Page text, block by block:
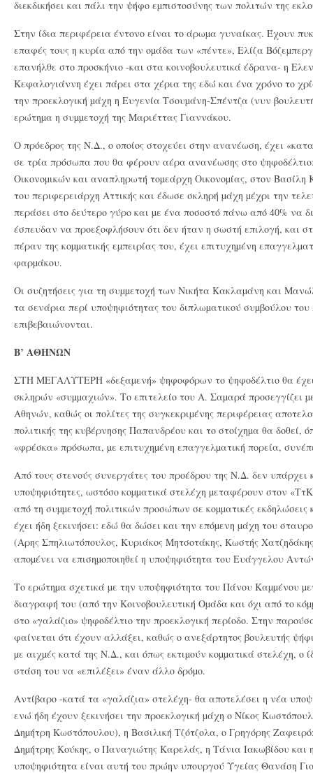
διεκδικήσει και πάλι την ψήφο εµπιστοσύνης των πολιτών της
Στην ίδια περιφέρεια έντονο είναι το άρωµα γυναίκας. Έχουν
επαφές τους η κυρία από την οµάδα των «πέντε», Ελίζα
επανήλθε στο προσκήνιο -και στα κοινοβουλευτικά έδρανα- η
Κεφαλογιάννη έχει πάρει στα χέρια της εδώ και ένα χρόνο το
την προεκλογική µάχη η Ευγενία Τσουµάνη-Σπέντζα (νυν
ερώτηµα η συµµετοχή της Μαριέττας Γιαννάκου.
Ο πρόεδρος της Ν.Δ., ο οποίος στοχεύει στην ανανέωση, έχει
σε τρία πρόσωπα που θα φέρουν αέρα ανανέωσης στο
Οικονοµικών και αναπληρωτή τοµεάρχη Οικονοµίας, στον Βασίλη
του περιφερειάρχη Αττικής και έδωσε σκληρή µάχη µέχρι την
περάσει στο δεύτερο γύρο και µε ένα ποσοστό πάνω από 40% να
έσπευδαν να προεξοφλήσουν ότι δεν ήταν η σωστή επιλογή, και
πέραν της κοµµατικής εµπειρίας του, έχει επιτυχηµένη
φαρµάκου.
Οι συζητήσεις για τη συµµετοχή των Νικήτα Κακλαµάνη και
τα σενάρια περί υποψηφιότητας του διπλωµατικού συµβούλου
επιβεβαιώνονται.
Β’ ΑΘΗΝΩΝ
ΣΤΗ ΜΕΓΑΛΥΤΕΡΗ «δεξαµενή» ψηφοφόρων το ψηφοδέλτιο θα
σκληρών «συµµαχιών». Το επιτελείο του Α. Σαµαρά προσεγγίζει
Αθηνών, καθώς οι πολίτες της συγκεκριµένης περιφέρειας
πολιτικής της κυβέρνησης Παπανδρέου και το στοίχηµα θα δοθεί,
«φρέσκα» πρόσωπα, µε επιτυχηµένη επαγγελµατική πορεία,
Από τους στενούς συνεργάτες του προέδρου της Ν.Δ. δεν υπάρχει
υποψηφιότητες, ωστόσο κοµµατικά στελέχη µεταφέρουν στον
από τη συµµετοχή πολιτικών προσώπων σε κοµµατικές εκδηλώσεις
έχει ήδη ξεκινήσει: εδώ θα δώσει και την επόµενη µάχη του
(Αρης Σπηλιωτόπουλος, Κυριάκος Μητσοτάκης, Κωστής
αποµένει να επισηµοποιηθεί η υποψηφιότητα του Ευάγγελου
Το ερώτηµα σχετικά µε την υποψηφιότητα του Πάνου Καµµένου
διαγραφή του (από την Κοινοβουλευτική Οµάδα και όχι από το
στο «γαλάζιο» ψηφοδέλτιο την προεκλογική περίοδο. Στην
φαίνεται ότι έχουν αλλάξει, καθώς ο ανεξάρτητος βουλευτής
µε αιχµές κατά της Ν.Δ., και όπως εκτιµούν κοµµατικά στελέχη, ο
στάση του να «επιλέξει» έναν άλλο δρόµο.
Αντίβαρο -κατά τα «γαλάζια» στελέχη- θα αποτελέσει η νέα
ενώ ήδη έχουν ξεκινήσει την προεκλογική µάχη ο Νίκος
Δηµήτρη Κωστόπουλου), η Βασιλική Τζότζολα, ο Γρηγόρης
Δηµήτρης Κούκης, ο Παναγιώτης Καρελάς, η Τάνια Ιακωβίδου
υποψηφιότητα είναι αυτή του πρώην υπουργού Υγείας Θανάση